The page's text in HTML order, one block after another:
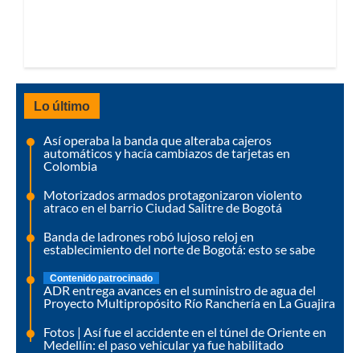
Lo último
Así operaba la banda que alteraba cajeros
automáticos y hacía cambiazos de tarjetas en
Colombia
Motorizados armados protagonizaron violento
atraco en el barrio Ciudad Salitre de Bogotá
Banda de ladrones robó lujoso reloj en
establecimiento del norte de Bogotá: esto se sabe
Contenido patrocinado
ADR entrega avances en el suministro de agua del
Proyecto Multipropósito Río Ranchería en La Guajira
Fotos | Así fue el accidente en el túnel de Oriente en
Medellín: el paso vehicular ya fue habilitado